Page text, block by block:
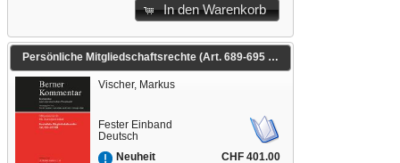
In den Warenkorb
Persönliche Mitgliedschaftsrechte (Art. 689-695 OR)
Vischer, Markus
Fester Einband
Deutsch
Neuheit
CHF 401.00